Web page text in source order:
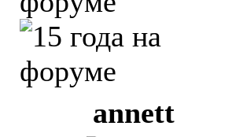
аnnett